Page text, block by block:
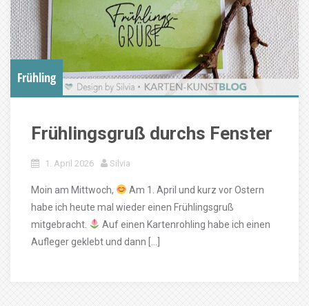
Frühling
Frühlingsgruß durchs Fenster
1. April 2026 Silvia
Moin am Mittwoch,
Am 1. April und kurz vor Ostern
habe ich heute mal wieder einen Frühlingsgruß
mitgebracht.
Auf einen Kartenrohling habe ich einen
Aufleger geklebt und dann […]